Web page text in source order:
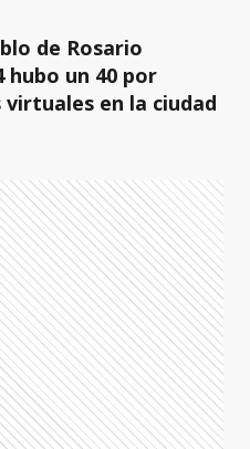
de Rosario
hubo un 40 por
en la ciudad